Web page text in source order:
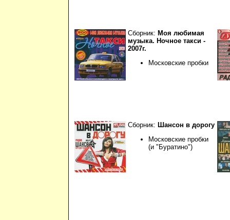
Сборник: Моя любимая
музыка. Ночное такси -
2007г.
Московские пробки
Сборник: Шансон в дорогу
Московские пробки
(и "Буратино")